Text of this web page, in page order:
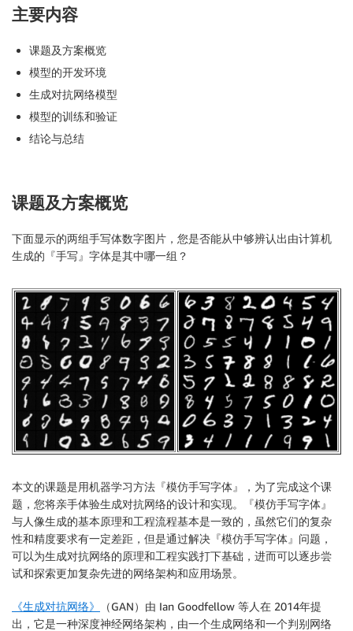
主要内容
课题及方案概览
模型的开发环境
生成对抗网络模型
模型的训练和验证
结论与总结
课题及方案概览
下面显示的两组手写体数字图片，您是否能从中够辨认出由计算机
生成的『手写』字体是其中哪一组？
本文的课题是用机器学习方法『模仿手写字体』，为了完成这个课
题，您将亲手体验生成对抗网络的设计和实现。『模仿手写字体』
与人像生成的基本原理和工程流程基本是一致的，虽然它们的复杂
性和精度要求有一定差距，但是通过解决『模仿手写字体』问题，
可以为生成对抗网络的原理和工程实践打下基础，进而可以逐步尝
试和探索更加复杂先进的网络架构和应用场景。
《生成对抗网络》
（GAN）由 Ian Goodfellow 等人在 2014年提
出，它是一种深度神经网络架构，由一个生成网络和一个判别网络